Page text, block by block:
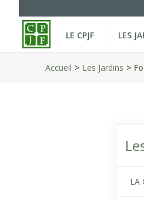
LE CPJF LES
Accueil Les Jardins
LA